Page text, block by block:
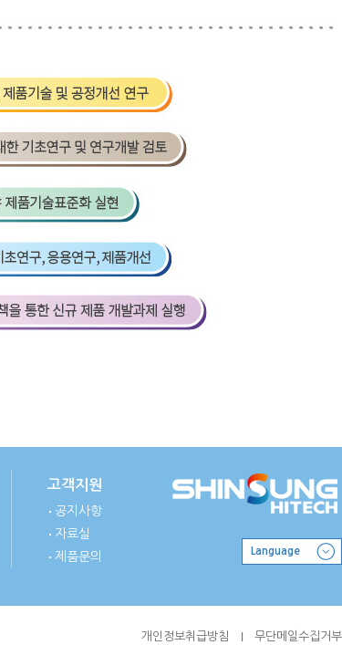
고객지원
공지사항
자료실
제품문의
Language
무단메일수집거부
개인정보취급방침